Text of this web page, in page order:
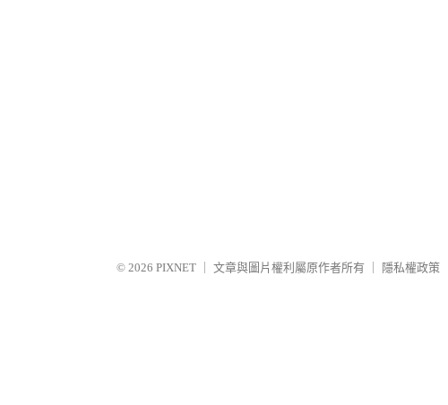
© 2026 PIXNET 文章與圖片權利屬原作者所有 隱私權政策